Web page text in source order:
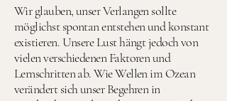
Wir glauben, unser Verlangen sollte
möglichst spontan entstehen und konstant
existieren. Unsere Lust hängt jedoch von
vielen verschiedenen Faktoren und
Lernschritten ab. Wie Wellen im Ozean
verändert sich unser Begehren in